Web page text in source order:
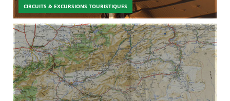
CIRCUITS & EXCURSIONS TOURISTIQUES